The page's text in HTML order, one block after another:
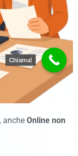
, anche Online non
Chiama!